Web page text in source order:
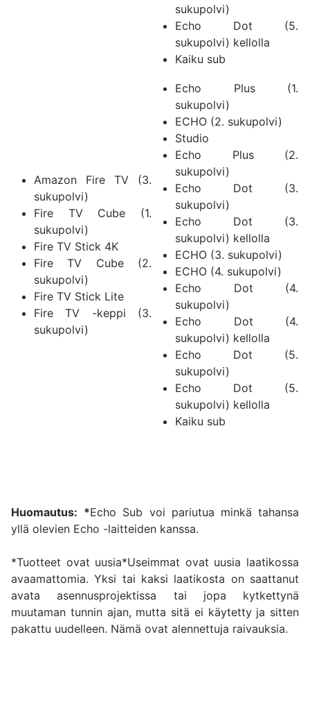
sukupolvi)
Echo Dot (5.
sukupolvi) kellolla
Kaiku sub
Amazon Fire TV (3.
sukupolvi)
Fire TV Cube (1.
sukupolvi)
Fire TV Stick 4K
Fire TV Cube (2.
sukupolvi)
Fire TV Stick Lite
Fire TV -keppi (3.
sukupolvi)
Echo Plus (1.
sukupolvi)
ECHO (2. sukupolvi)
Studio
Echo Plus (2.
sukupolvi)
Echo Dot (3.
sukupolvi)
Echo Dot (3.
sukupolvi) kellolla
ECHO (3. sukupolvi)
ECHO (4. sukupolvi)
Echo Dot (4.
sukupolvi)
Echo Dot (4.
sukupolvi) kellolla
Echo Dot (5.
sukupolvi)
Echo Dot (5.
sukupolvi) kellolla
Kaiku sub
Huomautus: *Echo Sub voi pariutua minkä tahansa
yllä olevien Echo -laitteiden kanssa.
*Tuotteet ovat uusia*Useimmat ovat uusia laatikossa
avaamattomia. Yksi tai kaksi laatikosta on saattanut
avata asennusprojektissa tai jopa kytkettynä
muutaman tunnin ajan, mutta sitä ei käytetty ja sitten
pakattu uudelleen. Nämä ovat alennettuja raivauksia.